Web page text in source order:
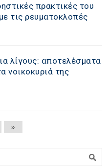
πρακτικές του
τις ρευματοκλοπές
λίγους: αποτελέσματα
νοικοκυριά της
»